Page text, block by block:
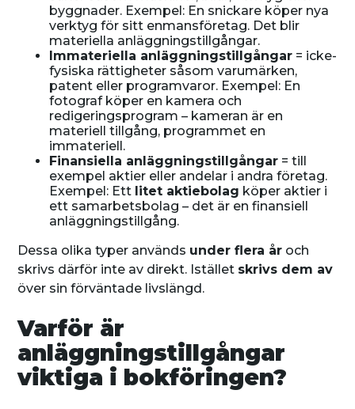
byggnader. Exempel: En snickare köper nya
verktyg för sitt enmansföretag. Det blir
materiella anläggningstillgångar.
Immateriella anläggningstillgångar = icke-
fysiska rättigheter såsom varumärken,
patent eller programvaror. Exempel: En
fotograf köper en kamera och
redigeringsprogram – kameran är en
materiell tillgång, programmet en
immateriell.
Finansiella anläggningstillgångar = till
exempel aktier eller andelar i andra företag.
Exempel: Ett litet aktiebolag köper aktier i
ett samarbetsbolag – det är en finansiell
anläggningstillgång.
Dessa olika typer används under flera år och
skrivs därför inte av direkt. Istället skrivs dem av
över sin förväntade livslängd.
Varför är
anläggningstillgångar
viktiga i bokföringen?